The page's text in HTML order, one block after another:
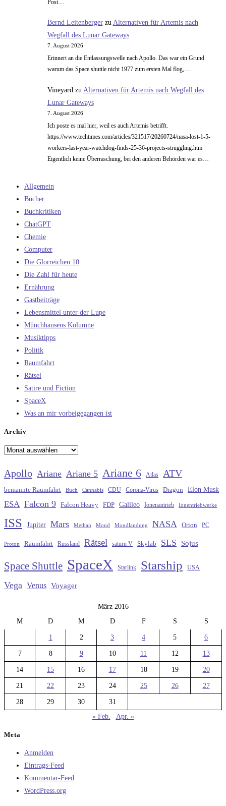
Post…
Bernd Leitenbergerzu Alternativen für Artemis nach
Wegfall des Lunar Gateways
7. August 2026
Erinnert an die Entlassungswelle nach Apollo. Das war ein Grund
warum das Space shuttle nicht 1977 zum ersten Mal flog,…
Vineyard zu Alternativen für Artemis nach Wegfall des
Lunar Gateways
7. August 2026
Ich poste es mal hier, weil es auch Artemis betrifft.
https://www.techtimes.com/articles/321517/20260724/nasa-lost-1-5-
workers-last-year-watchdog-finds-25-36-projects-struggling.htm
Eigentlich keine Überraschung, bei den anderen Behörden war es…
Allgemein
Bücher
Buchkritiken
ChatGPT
Chemie
Computer
Die Glorreichen 10
Die Zahl für heute
Ernährung
Gastbeiträge
Lebensmittel unter der Lupe
Münchhausens Kolumne
Musiktipps
Politik
Raumfahrt
Rätsel
Satire und Fiction
SpaceX
Was an mir vorbeigegangen ist
Archiv
Archiv
Apollo Ariane Ariane 5 Ariane 6 Atlas ATV
bemannte Raumfahrt Buch Cannabis CDU Corona-Virus Dragon Elon Musk
ESA Falcon 9 Falcon Heavy FDP Galileo Ionenantrieb Ionentriebwerke
ISS Jupiter Mars Methan Mond Mondlandung NASA Orion PC
Proton Raumfahrt Russland Rätsel saturn V Skylab SLS Sojus
Space Shuttle SpaceX Starlink Starship USA
Vega Venus Voyager
März 2016
M
D M D F S S
1 2 3 4 5 6
7 8 9 10 11 12 13
14 15 16 17 18 19 20
21 22 23 24 25 26 27
28 29 30
31
« Feb.
Apr. »
Meta
Anmelden
Eintrags-Feed
Kommentar-Feed
WordPress.org